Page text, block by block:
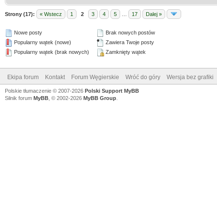
Strony (17): « Wstecz 1 2 3 4 5 17 Dalej »
Nowe posty
Popularny wątek (nowe)
Popularny wątek (brak nowych)
Brak nowych postów
Zawiera Twoje posty
Zamknięty wątek
Ekipa forum Kontakt Forum Węgierskie Wróć do góry Wersja bez grafiki
Polskie tłumaczenie © 2007-2026 Polski Support MyBB
Silnik forum MyBB , © 2002-2026 MyBB Group